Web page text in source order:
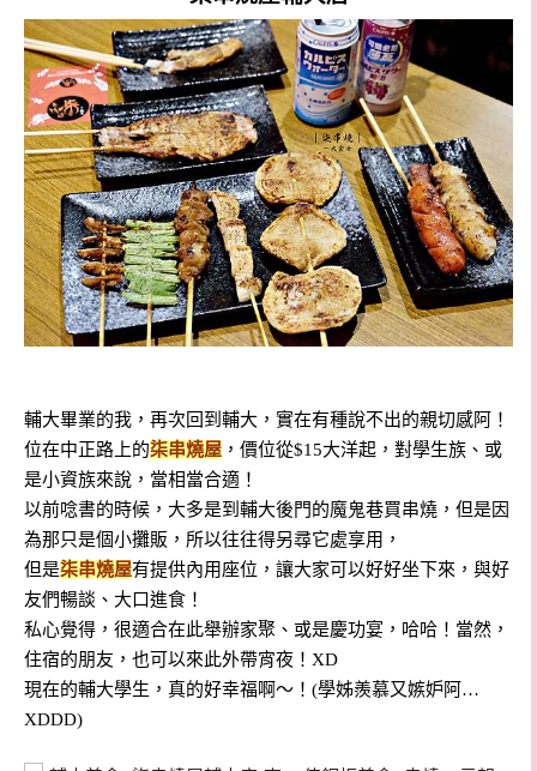
輔大畢業的我，再次回到輔大，實在有種說不出的親切感阿！
位在中正路上的柒串燒屋 ，價位從$15大洋起，對學生族、或
是小資族來說，當相當合適！
以前唸書的時候，大多是到輔大後門的魔鬼巷買串燒，但是因
為那只是個小攤販，所以往往得另尋它處享用，
但是柒串燒屋有提供內用座位，讓大家可以好好坐下來，與好
友們暢談、大口進食！
私心覺得，很適合在此舉辦家聚、或是慶功宴，哈哈！當然，
住宿的朋友，也可以來此外帶宵夜！XD
現在的輔大學生，真的好幸福啊～！(學姊羨慕又嫉妒阿…
XDDD)